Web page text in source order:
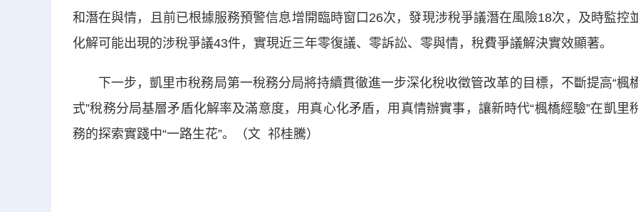
和潛在與情，且前已根據服務預警信息增開臨時窗口26次，發現涉稅爭議潛在風險18次，及時監控
化解可能出現的涉稅爭議43件，實現近三年零復議、零訴訟、零與情，稅費爭議解決實效顯著。
下一步，凱里市稅務局第一稅務分局將持續貫徹進一步深化稅收徵管改革的目標，不斷提高“楓
式”稅務分局基層矛盾化解率及滿意度，用真心化矛盾，用真情辦實事，讓新時代“楓橋經驗”在凱里
務的探索實踐中“一路生花”。（文 祁桂騰）